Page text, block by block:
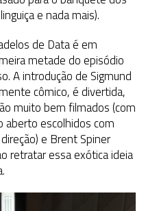
e nada mais).
de Data é em
metade do episódio
A introdução de Sigmund
cômico, é divertida,
muito bem filmados (com
aberto escolhidos com
e Brent Spiner
retratar essa exótica ideia